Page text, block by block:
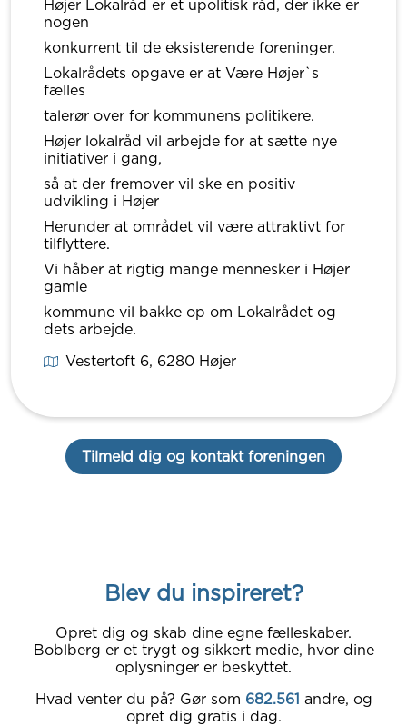
Højer Lokalråd er et upolitisk råd, der ikke er
nogen
konkurrent til de eksisterende foreninger.
Lokalrådets opgave er at Være Højer`s
fælles
talerør over for kommunens politikere.
Højer lokalråd vil arbejde for at sætte nye
initiativer i gang,
så at der fremover vil ske en positiv
udvikling i Højer
Herunder at området vil være attraktivt for
tilflyttere.
Vi håber at rigtig mange mennesker i Højer
gamle
kommune vil bakke op om Lokalrådet og
dets arbejde.
Vestertoft 6, 6280Højer
Tilmeld dig og kontakt foreningen
Blev du inspireret?
Opret dig og skab dine egne fælleskaber.
Boblberg er et trygt og sikkert medie, hvor dine
oplysninger er beskyttet.
Hvad venter du på? Gør som 682.561 andre, og
opret dig gratis i dag.